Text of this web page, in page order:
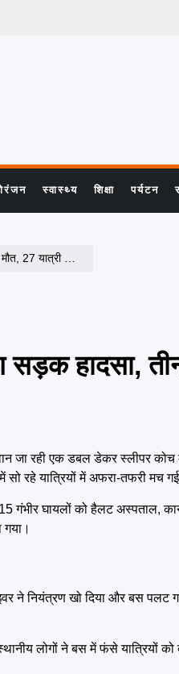
स्वास्थ्य शिक्षा पर्यटन
यात्री घायल
हादसा,
जा रही एक डबल डेकर स्लीपर
रहे यात्रियों में अफरा-तफरी मच
गंभीर घायलों को हैलट अस्पताल,
ने नियंत्रण खो दिया और बस
लोगों ने बस में फंसे यात्रियों को